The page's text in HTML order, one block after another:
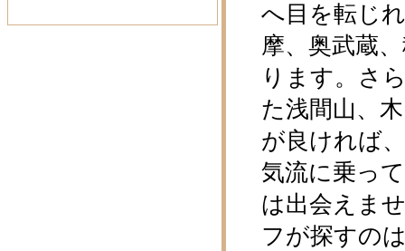
へ目を転じ
摩、奥武蔵
ります。さ
た浅間山、
が良ければ
気流に乗っ
は出会えま
フが探すの